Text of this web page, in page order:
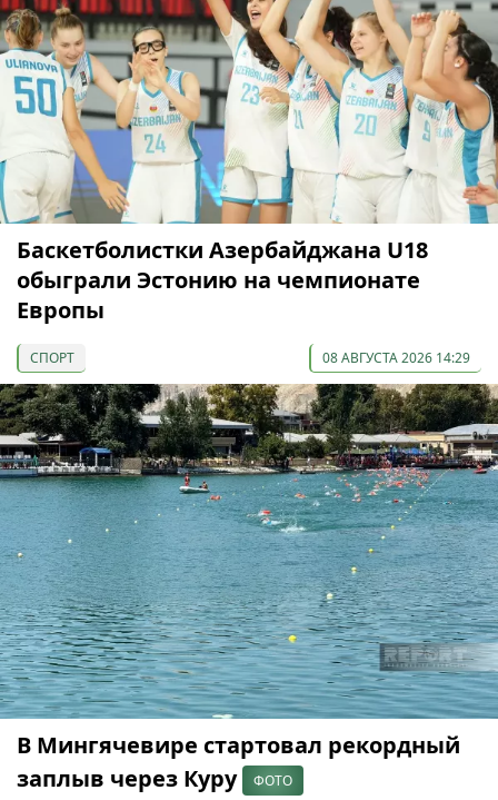
Баскетболистки Азербайджана U18
обыграли Эстонию на чемпионате
Европы
СПОРТ 08 АВГУСТА 2026 14:29
В Мингячевире стартовал рекордный
заплыв через Куру
ФОТО